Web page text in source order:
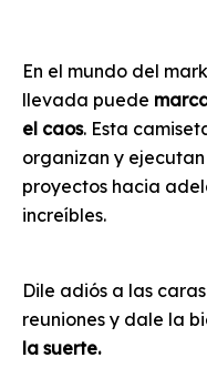
En el mundo del
llevada puede
el caos. Esta
organizan y
proyectos hacia
increíbles.
Dile adiós a las
reuniones y dale la
la suerte.